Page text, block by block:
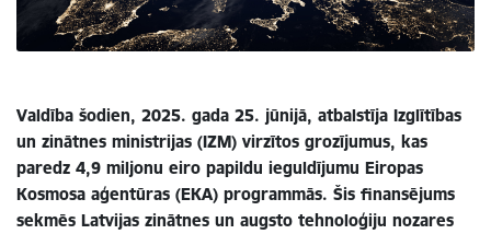
Valdība šodien, 2025. gada 25. jūnijā, atbalstīja Izglītības
un zinātnes ministrijas (IZM) virzītos grozījumus, kas
paredz 4,9 miljonu eiro papildu ieguldījumu Eiropas
Kosmosa aģentūras (EKA) programmās. Šis finansējums
sekmēs Latvijas zinātnes un augsto tehnoloģiju nozares